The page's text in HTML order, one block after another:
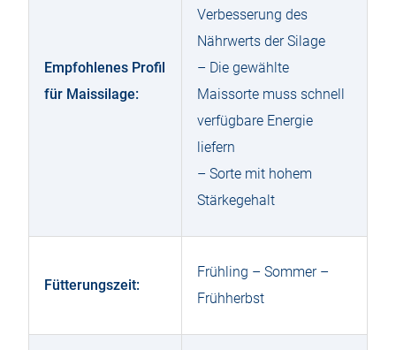
Empfohlenes Profil
für Maissilage:
Verbesserung des
Nährwerts der Silage
– Die gewählte
Maissorte muss schnell
verfügbare Energie
liefern
– Sorte mit hohem
Stärkegehalt
Fütterungszeit:
Frühling – Sommer –
Frühherbst